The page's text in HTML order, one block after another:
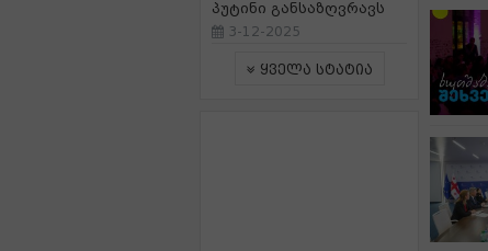
პუტინი განსაზღვრავს
3-12-2025
ყველა სტატია